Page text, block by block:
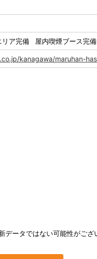
リア完備 屋内喫煙ブース完備
kanagawa/maruhan-
ータではない可能性がござ